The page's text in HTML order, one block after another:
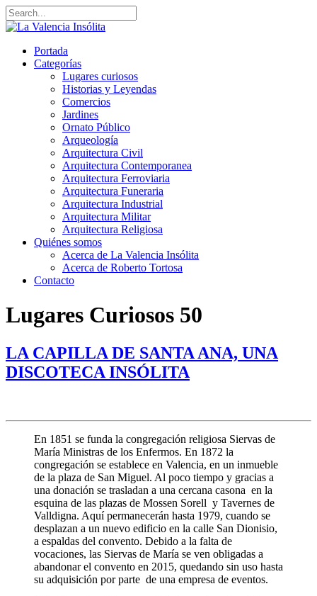
Portada
Categorías
Lugares curiosos
Historias y Leyendas
Comercios
Jardines
Ornato Público
Arqueología
Arquitectura Civil
Arquitectura Contemporanea
Arquitectura Ferroviaria
Arquitectura Funeraria
Arquitectura Industrial
Arquitectura Militar
Arquitectura Religiosa
Quiénes somos
Acerca de La Valencia Insólita
Acerca de Roberto Tortosa
Contacto
Lugares Curiosos 50
LA CAPILLA DE SANTA ANA, UNA
DISCOTECA INSÓLITA
En 1851 se funda la congregación religiosa Siervas de
María Ministras de los Enfermos. En 1872 la
congregación se establece en Valencia, en un inmueble
de la plaza de San Miguel. Al poco tiempo y gracias a
una donación se trasladan a una cercana casona en la
esquina de las plazas de Mossen Sorell y Tavernes de
Valldigna. Aquí permanecerán hasta 1979, cuando se
desplazan a un nuevo edificio en la calle San Dionisio,
a espaldas del convento. Debido a la falta de
vocaciones, las Siervas de María se ven obligadas a
abandonar el convento en 2015, quedando sin uso hasta
su adquisición por parte de una empresa de eventos.